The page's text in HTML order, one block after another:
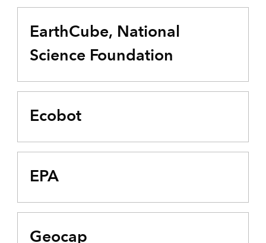
EarthCube, National
Science Foundation
Ecobot
EPA
Geocap